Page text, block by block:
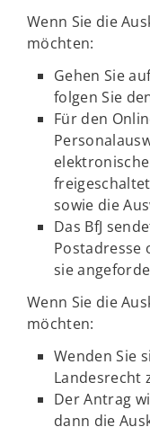
Wenn Sie die
möchten:
Gehen Sie
folgen Sie
Für den
sowie die
Das BfJ
Postadresse
sie
Wenn Sie die
möchten:
Wenden Sie
Landesrecht
Der Antrag
dann die